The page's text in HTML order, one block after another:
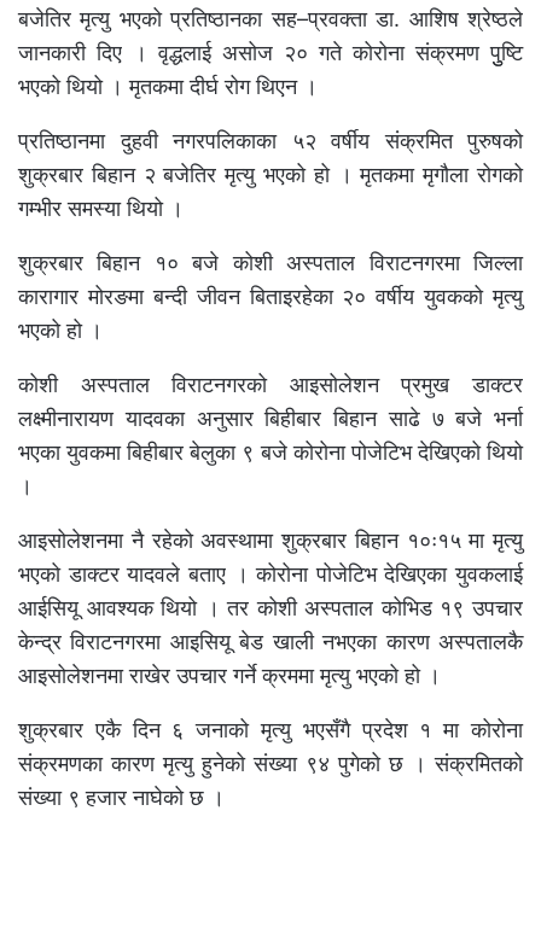
बजेतिर मृत्यु भएको प्रतिष्ठानका सह–प्रवक्ता डा. आशिष श्रेष्ठले
जानकारी दिए । वृद्धलाई असोज २० गते कोरोना संक्रमण पुुष्टि
भएको थियो । मृतकमा दीर्घ रोग थिएन ।
प्रतिष्ठानमा दुहवी नगरपलिकाका ५२ वर्षीय संक्रमित पुरुषको
शुक्रबार बिहान २ बजेतिर मृत्यु भएको हो । मृतकमा मृगौला रोगको
गम्भीर समस्या थियो ।
शुक्रबार बिहान १० बजे कोशी अस्पताल विराटनगरमा जिल्ला
कारागार मोरङमा बन्दी जीवन बिताइरहेका २० वर्षीय युवकको मृत्यु
भएको हो ।
कोशी अस्पताल विराटनगरको आइसोलेशन प्रमुख डाक्टर
लक्ष्मीनारायण यादवका अनुसार बिहीबार बिहान साढे ७ बजे भर्ना
भएका युवकमा बिहीबार बेलुका ९ बजे कोरोना पोजेटिभ देखिएको थियो
।
आइसोलेशनमा नै रहेको अवस्थामा शुक्रबार बिहान १०ः१५ मा मृत्यु
भएको डाक्टर यादवले बताए । कोरोना पोजेटिभ देखिएका युवकलाई
आईसियू आवश्यक थियो । तर कोशी अस्पताल कोभिड १९ उपचार
केन्द्र विराटनगरमा आइसियू बेड खाली नभएका कारण अस्पतालकै
आइसोलेशनमा राखेर उपचार गर्ने क्रममा मृत्यु भएको हो ।
शुक्रबार एकै दिन ६ जनाको मृत्यु भएसँगै प्रदेश १ मा कोरोना
संक्रमणका कारण मृत्यु हुनेको संख्या ९४ पुगेको छ । संक्रमितको
संख्या ९ हजार नाघेको छ ।